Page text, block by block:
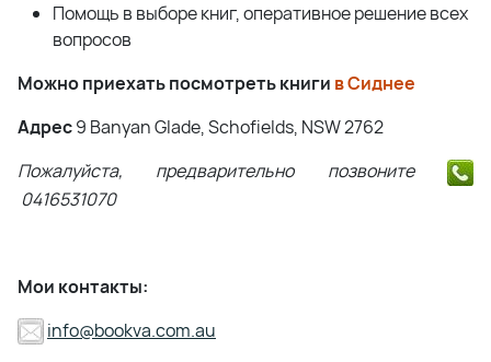
Помощь в выборе книг, оперативное решение всех
вопросов
Можно приехать посмотреть книги в Сиднее
Адрес9 Banyan Glade, Schofields, NSW 2762
Пожалуйста, предварительно позвоните
0416531070
Мои контакты:
info@bookva.com.au